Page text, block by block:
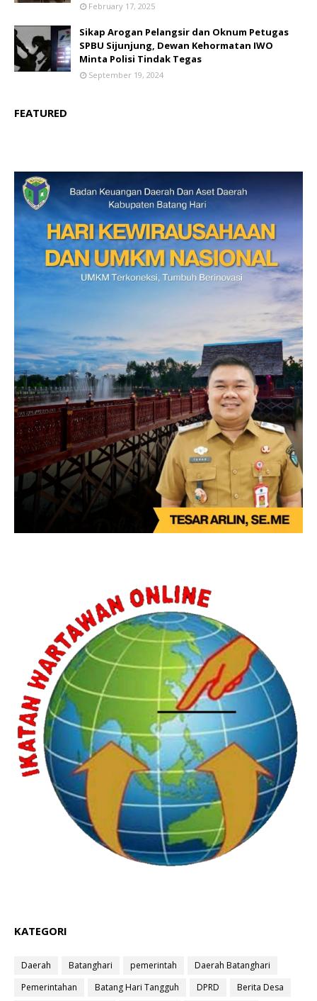
February 17, 2025
Sikap Arogan Pelangsir dan Oknum Petugas
SPBU Sijunjung, Dewan Kehormatan IWO
Minta Polisi Tindak Tegas
September 19, 2024
FEATURED
KATEGORI
Daerah Batanghari pemerintah
Daerah Batanghari
Pemerintahan
Batang Hari Tangguh DPRD
Berita Desa